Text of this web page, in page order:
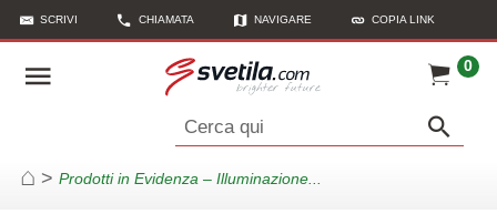
SCRIVI CHIAMATA NAVIGARE COPIA LINK
0
Cerca qui
Casa
> Prodotti in Evidenza – Illuminazione...